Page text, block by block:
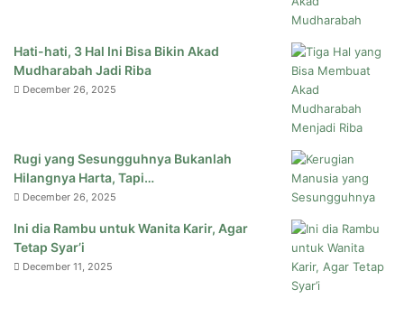
Hati-hati, 3 Hal Ini Bisa Bikin Akad
Mudharabah Jadi Riba
December 26, 2025
Rugi yang Sesungguhnya Bukanlah
Hilangnya Harta, Tapi…
December 26, 2025
Ini dia Rambu untuk Wanita Karir, Agar
Tetap Syar’i
December 11, 2025